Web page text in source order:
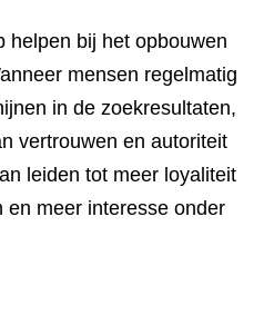
helpen bij het opbouwen
mensen regelmatig
in de zoekresultaten,
vertrouwen en autoriteit
leiden tot meer loyaliteit
en meer interesse onder